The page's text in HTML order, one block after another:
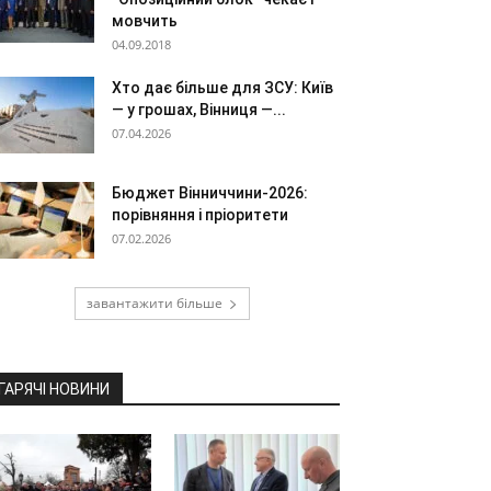
мовчить
04.09.2018
Хто дає більше для ЗСУ: Київ
— у грошах, Вінниця —...
07.04.2026
Бюджет Вінниччини-2026:
порівняння і пріоритети
07.02.2026
завантажити більше
НОВИНИ